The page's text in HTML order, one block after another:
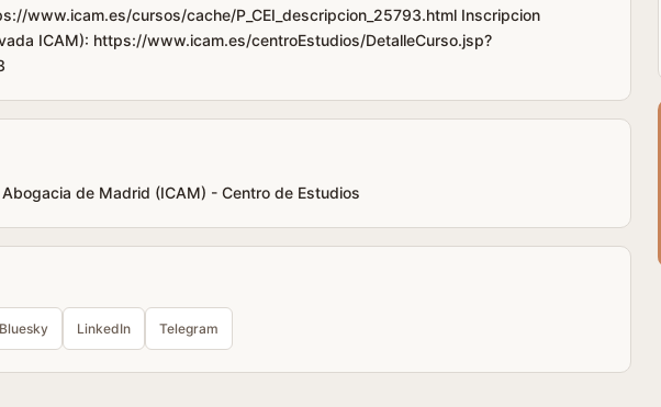
www.icam.es/cursos/cache/P_CEI_descripcion_25793.html Inscripcion
ICAM): https://www.icam.es/centroEstudios/DetalleCurso.jsp?
de Madrid (ICAM) - Centro de Estudios
Bluesky LinkedIn Telegram